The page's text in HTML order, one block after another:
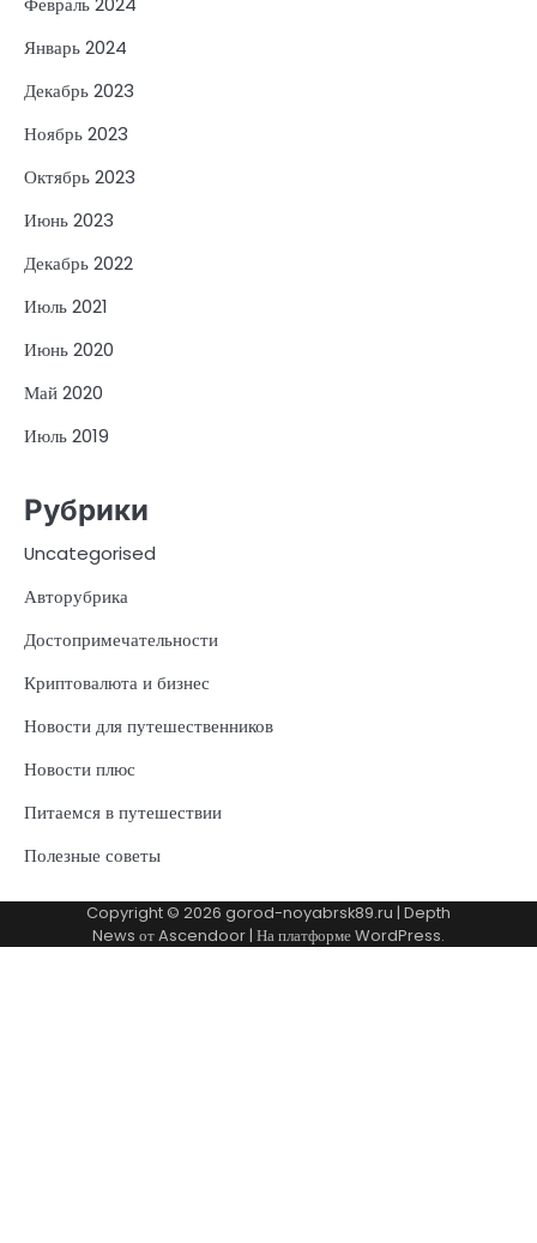
Январь 2024
Декабрь 2023
Ноябрь 2023
Октябрь 2023
Июнь 2023
Декабрь 2022
Июль 2021
Июнь 2020
Май 2020
Июль 2019
Рубрики
Uncategorised
Авторубрика
Достопримечательности
Криптовалюта и бизнес
Новости для путешественников
Новости плюс
Питаемся в путешествии
Полезные советы
Copyright © 2026 gorod-noyabrsk89.ru | Depth
News отAscendoor| На платформеWordPress.